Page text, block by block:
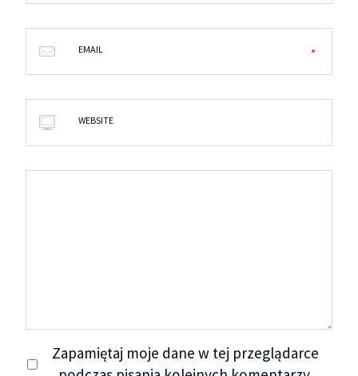
EMAIL
WEBSITE
Zapamiętaj moje dane w tej przeglądarce